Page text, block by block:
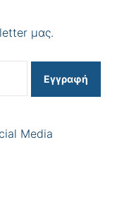
μας.
Εγγραφή
Media